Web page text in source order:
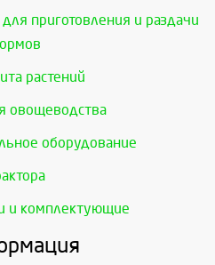
приготовления и раздачи
растений
овощеводства
оборудование
и комплектующие